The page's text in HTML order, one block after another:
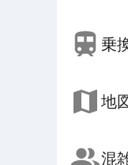
乗
地
混